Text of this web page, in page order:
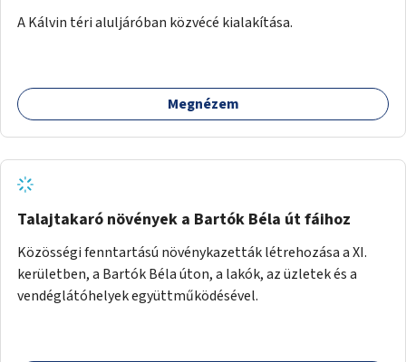
A Kálvin téri aluljáróban közvécé kialakítása.
Megnézem
Talajtakaró növények a Bartók Béla út fáihoz
Közösségi fenntartású növénykazetták létrehozása a XI.
kerületben, a Bartók Béla úton, a lakók, az üzletek és a
vendéglátóhelyek együttműködésével.